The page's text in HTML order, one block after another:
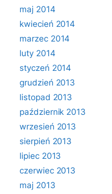
maj 2014
kwiecień 2014
marzec 2014
luty 2014
styczeń 2014
grudzień 2013
listopad 2013
październik 2013
wrzesień 2013
sierpień 2013
lipiec 2013
czerwiec 2013
maj 2013